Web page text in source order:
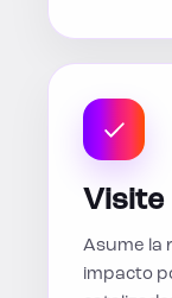
Visite
Asume la
impacto